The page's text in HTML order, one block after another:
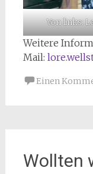
Von links:
Weitere
Mail:
Einen
Wollten